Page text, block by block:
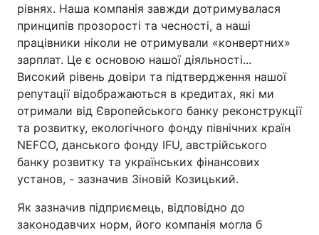
рівнях. Наша компанія завжди дотримувалася
принципів прозорості та чесності, а наші
працівники ніколи не отримували «конвертних»
зарплат. Це є основою нашої діяльності...
Високий рівень довіри та підтвердження нашої
репутації відображаються в кредитах, які ми
отримали від Європейського банку реконструкції
та розвитку, екологічного фонду північних країн
NEFCO, данського фонду IFU, австрійського
банку розвитку та українських фінансових
установ, - зазначив Зіновій Козицький.
Як зазначив підприємець, відповідно до
законодавчих норм, його компанія могла б